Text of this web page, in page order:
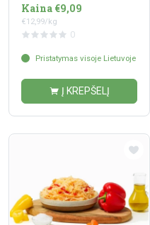
Kaina €9,09
€12,99/kg
0
Pristatymas visoje Lietuvoje
Į KREPŠELĮ